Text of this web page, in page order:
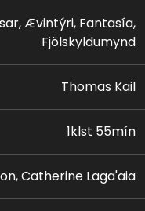
Ævintýri, Fantasía,
Fjölskyldumynd
Thomas Kail
1klst 55mín
Catherine Laga'aia